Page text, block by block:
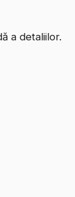
a detaliilor.